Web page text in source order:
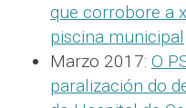
que corrobore a
piscina municipal
Marzo 2017: O
paralización do